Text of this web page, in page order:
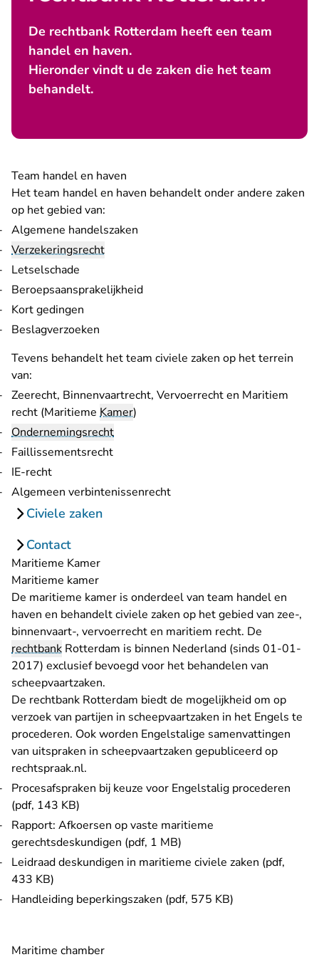
De rechtbank Rotterdam heeft een team
handel en haven.
Hieronder vindt u de zaken die het team
behandelt.
Team handel en haven
Het team handel en haven behandelt onder andere zaken
op het gebied van:
Algemene handelszaken
Verzekeringsrecht
Letselschade
Beroepsaansprakelijkheid
Kort gedingen
Beslagverzoeken
Tevens behandelt het team civiele zaken op het terrein
van:
Zeerecht, Binnenvaartrecht, Vervoerrecht en Maritiem
recht (Maritieme Kamer)
Ondernemingsrecht
Faillissementsrecht
IE-recht
Algemeen verbintenissenrecht
Civiele zaken
Contact
Maritieme Kamer
Maritieme kamer
De maritieme kamer is onderdeel van team handel en
haven en behandelt civiele zaken op het gebied van zee-,
binnenvaart-, vervoerrecht en maritiem recht. De
rechtbank Rotterdam is binnen Nederland (sinds 01-01-
2017) exclusief bevoegd voor het behandelen van
scheepvaartzaken.
De rechtbank Rotterdam biedt de mogelijkheid om op
verzoek van partijen in scheepvaartzaken in het Engels te
procederen. Ook worden Engelstalige samenvattingen
van uitspraken in scheepvaartzaken gepubliceerd op
rechtspraak.nl.
Procesafspraken bij keuze voor Engelstalig procederen
(pdf, 143 KB)
Rapport: Afkoersen op vaste maritieme
gerechtsdeskundigen (pdf, 1 MB)
Leidraad deskundigen in maritieme civiele zaken (pdf,
433 KB)
Handleiding beperkingszaken (pdf, 575 KB)
Maritime chamber